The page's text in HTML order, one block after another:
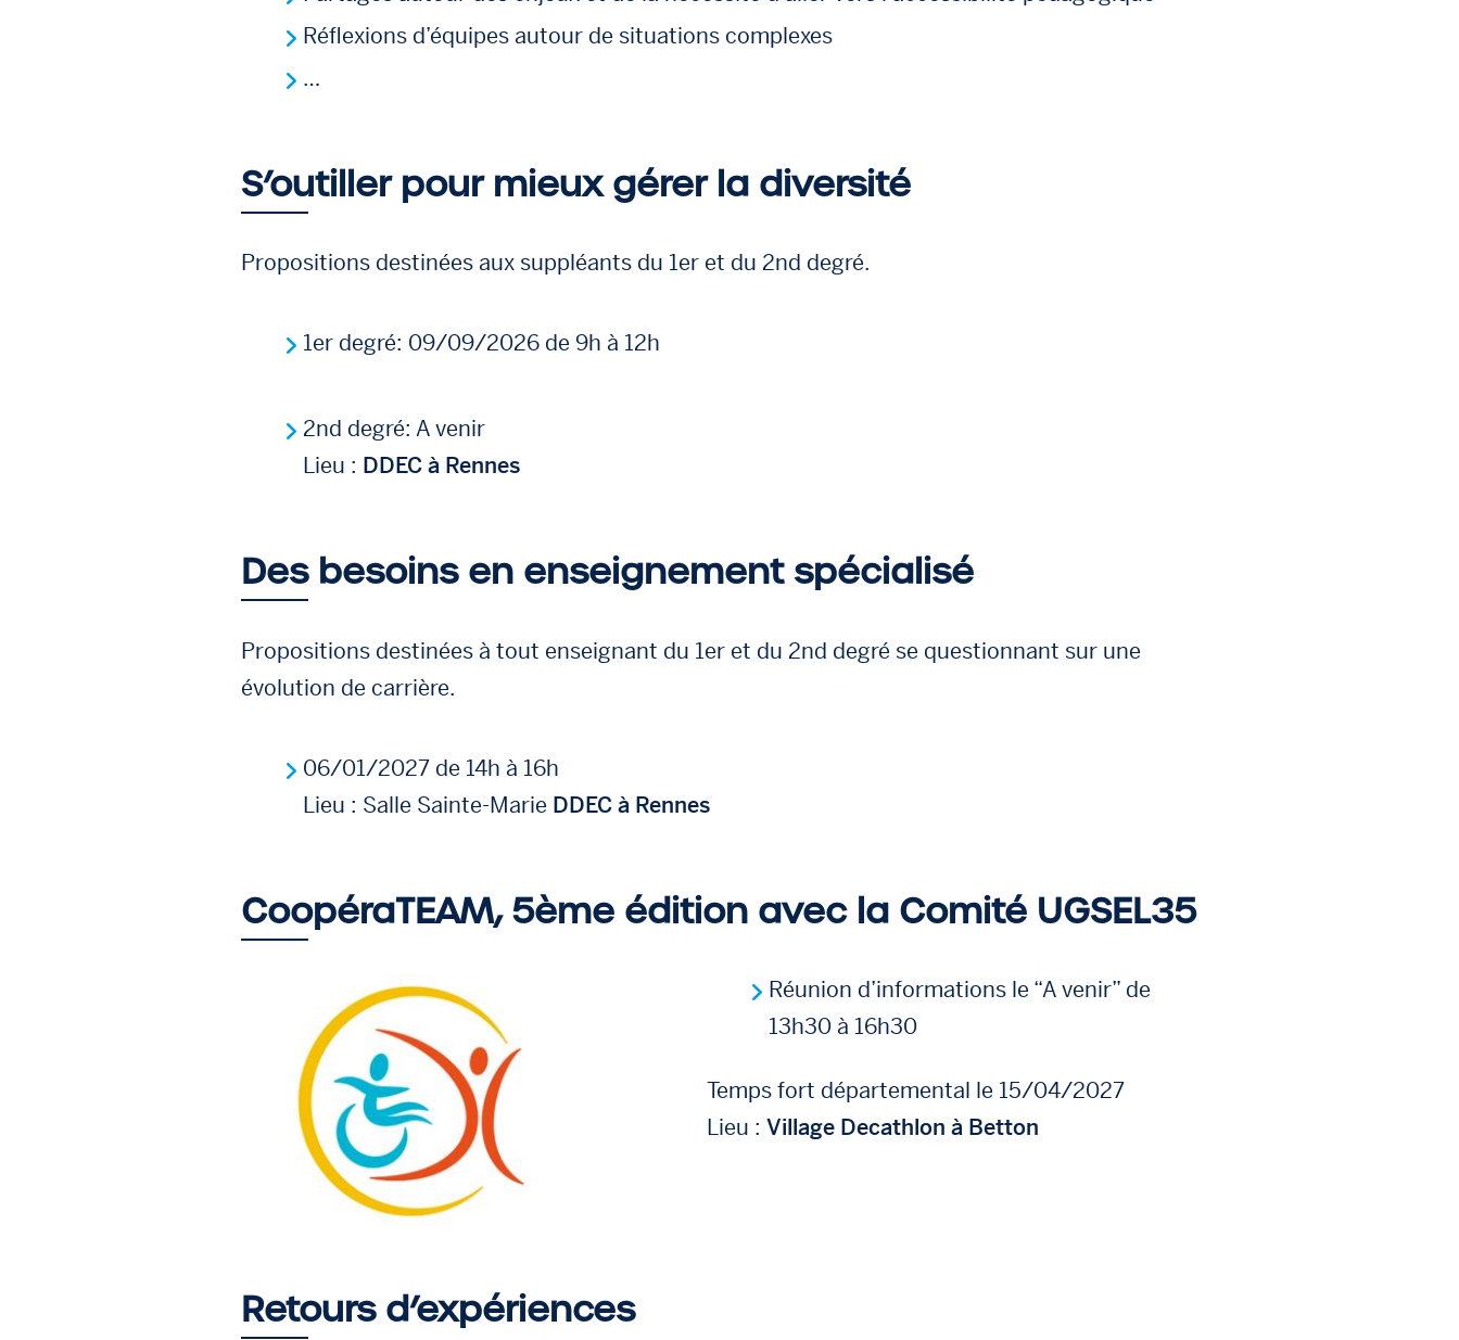
Réflexions d’équipes autour de situations complexes
…
S’outiller pour mieux gérer la diversité
Propositions destinées aux suppléants du 1er et du 2nd degré.
1er degré: 09/09/2026 de 9h à 12h
2nd degré: A venir
Lieu : DDEC à Rennes
Des besoins en enseignement spécialisé
Propositions destinées à tout enseignant du 1er et du 2nd degré se questionnant sur une
évolution de carrière.
06/01/2027 de 14h à 16h
Lieu : Salle Sainte-Marie DDEC à Rennes
CoopéraTEAM, 5ème édition avec la Comité UGSEL35
Réunion d’informations le “A venir” de
13h30 à 16h30
Temps fort départemental le 15/04/2027
Lieu : Village Decathlon à Betton
Retours d’expériences